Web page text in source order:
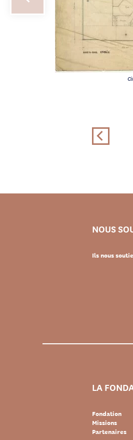
NOUS
Ils nous
LA
Fondation
Missions
Partenaires